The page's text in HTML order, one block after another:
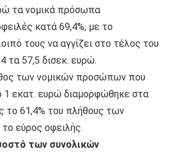
τα νομικά πρόσωπα
κατά 69,4%, με το
τους να αγγίζει στο τέλος του
τα 57,5 δισεκ. ευρώ.
των νομικών προσώπων που
εκατ. ευρώ διαμορφώθηκε στα
το 61,4% του πλήθους των
εύρος οφειλής.
των συνολικών